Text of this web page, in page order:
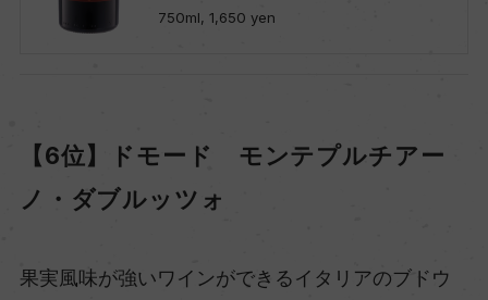
750ml, 1,650 yen
【6位】ドモード モンテプルチアー
ノ・ダブルッツォ
果実風味が強いワインができるイタリアのブドウ